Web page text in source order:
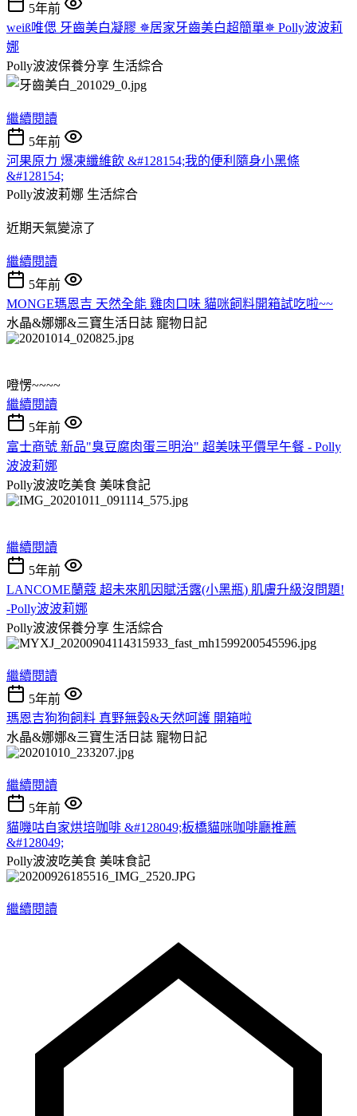
5年前
weiß唯偲 牙齒美白凝膠 ✵居家牙齒美白超簡單✵ Polly波波莉
娜
Polly波波保養分享 生活綜合
繼續閱讀
5年前
河果原力 爆凍纖維飲 &#128154;我的便利隨身小黑條
&#128154;
Polly波波莉娜 生活綜合
近期天氣變涼了
繼續閱讀
5年前
MONGE瑪恩吉 天然全能 雞肉口味 貓咪飼料開箱試吃啦~~
水晶&娜娜&三寶生活日誌 寵物日記
噔愣~~~~
繼續閱讀
5年前
富士商號 新品"臭豆腐肉蛋三明治" 超美味平價早午餐 - Polly
波波莉娜
Polly波波吃美食 美味食記
繼續閱讀
5年前
LANCOME蘭蔻 超未來肌因賦活露(小黑瓶) 肌膚升級沒問題!
-Polly波波莉娜
Polly波波保養分享 生活綜合
繼續閱讀
5年前
瑪恩吉狗狗飼料 真野無穀&天然呵護 開箱啦
水晶&娜娜&三寶生活日誌 寵物日記
繼續閱讀
5年前
貓嘰咕自家烘培咖啡 &#128049;板橋貓咪咖啡廳推薦
&#128049;
Polly波波吃美食 美味食記
繼續閱讀